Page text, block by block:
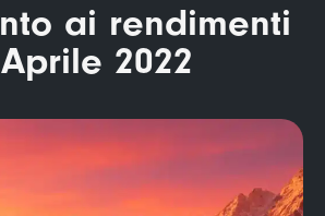
ai rendimenti
2022